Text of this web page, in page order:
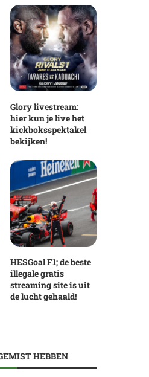
Glory livestream:
hier kun je live het
kickboksspektakel
bekijken!
HESGoal F1; de beste
illegale gratis
streaming site is uit
de lucht gehaald!
HEBBEN